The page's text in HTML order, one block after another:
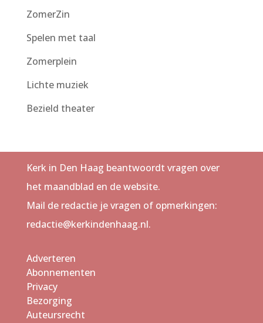
ZomerZin
Spelen met taal
Zomerplein
Lichte muziek
Bezield theater
Kerk in Den Haag beantwoordt vragen over
het maandblad en de website.
Mail de redactie je vragen of opmerkingen:
redactie@kerkindenhaag.nl.
Adverteren
Abonnementen
Privacy
Bezorging
Auteursrecht